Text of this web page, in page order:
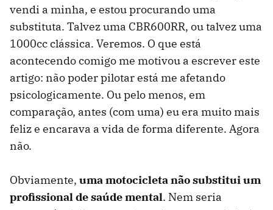
vendi a minha, e estou procurando uma
substituta. Talvez uma CBR600RR, ou talvez uma
1000cc clássica. Veremos. O que está
acontecendo comigo me motivou a escrever este
artigo: não poder pilotar está me afetando
psicologicamente. Ou pelo menos, em
comparação, antes (com uma) eu era muito mais
feliz e encarava a vida de forma diferente. Agora
não.
Obviamente, uma motocicleta não substitui um
profissional de saúde mental. Nem seria